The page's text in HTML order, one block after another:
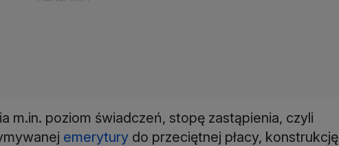
m.in. poziom świadczeń, stopę zastąpienia, czyli
emerytury do przeciętnej płacy, konstrukcję